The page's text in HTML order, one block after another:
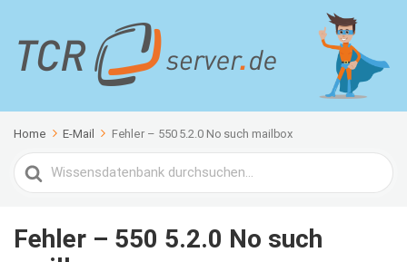
Home E-Mail Fehler – 550 5.2.0 No such mailbox
Search
For
Fehler – 550 5.2.0 No such